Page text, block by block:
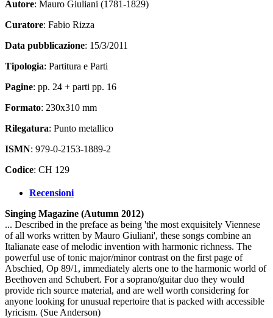
Autore: Mauro Giuliani (1781-1829)
Curatore: Fabio Rizza
Data pubblicazione: 15/3/2011
Tipologia: Partitura e Parti
Pagine: pp. 24 + parti pp. 16
Formato: 230x310 mm
Rilegatura: Punto metallico
ISMN: 979-0-2153-1889-2
Codice: CH 129
Recensioni
Singing Magazine (Autumn 2012)
... Described in the preface as being 'the most exquisitely Viennese
of all works written by Mauro Giuliani', these songs combine an
Italianate ease of melodic invention with harmonic richness. The
powerful use of tonic major/minor contrast on the first page of
Abschied, Op 89/1, immediately alerts one to the harmonic world of
Beethoven and Schubert. For a soprano/guitar duo they would
provide rich source material, and are well worth considering for
anyone looking for unusual repertoire that is packed with accessible
lyricism. (Sue Anderson)